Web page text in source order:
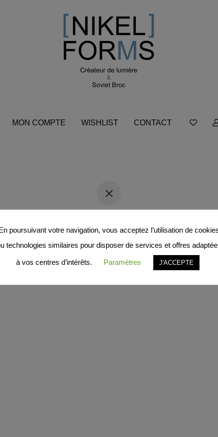
MON COMPTE WISHLIST CONTACT
Click the icons to add products
Return to Shop
poursuivant votre navigation, vous acceptez l’utilisation de
technologies similaires pour disposer de services et offres
à vos centres d’intérêts. Paramètres J'ACCEPTE